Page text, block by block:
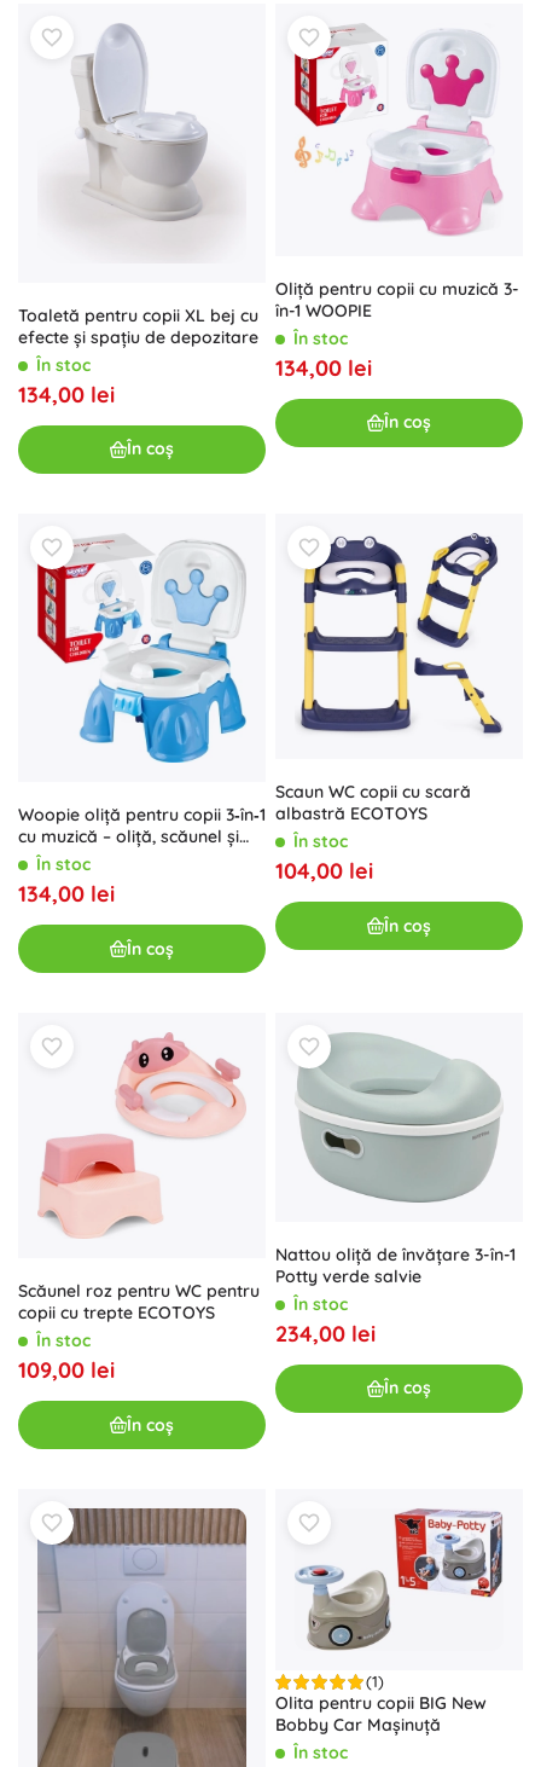
Toaletă pentru copii XL bej cu
efecte și spațiu de depozitare
În stoc
134,00 lei
În coș
Oliță pentru copii cu muzică 3-
în-1 WOOPIE
În stoc
134,00 lei
În coș
Woopie oliță pentru copii 3‑în‑1
cu muzică – oliță, scăunel și
scăunel pentru copii
În stoc
134,00 lei
În coș
Scaun WC copii cu scară
albastră ECOTOYS
În stoc
104,00 lei
În coș
Scăunel roz pentru WC pentru
copii cu trepte ECOTOYS
În stoc
109,00 lei
În coș
Nattou oliță de învățare 3-în-1
Potty verde salvie
În stoc
234,00 lei
În coș
(1)
Olita pentru copii BIG New
Bobby Car Mașinuță
În stoc